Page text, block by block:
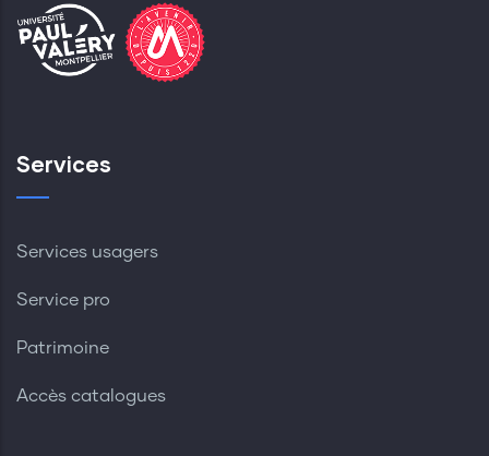
Services
Services usagers
Service pro
Patrimoine
Accès catalogues